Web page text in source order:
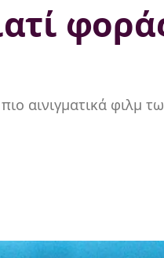
αινιγματικά φιλμ